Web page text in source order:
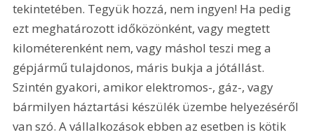
tekintetében. Tegyük hozzá, nem ingyen! Ha pedig
ezt meghatározott időközönként, vagy megtett
kilométerenként nem, vagy máshol teszi meg a
gépjármű tulajdonos, máris bukja a jótállást.
Szintén gyakori, amikor elektromos-, gáz-, vagy
bármilyen háztartási készülék üzembe helyezéséről
van szó. A vállalkozások ebben az esetben is kötik